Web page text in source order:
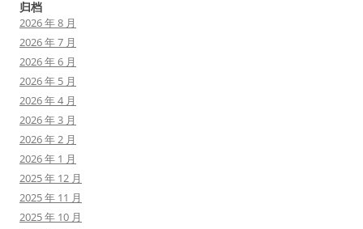
归档
2026 年 8 月
2026 年 7 月
2026 年 6 月
2026 年 5 月
2026 年 4 月
2026 年 3 月
2026 年 2 月
2026 年 1 月
2025 年 12 月
2025 年 11 月
2025 年 10 月